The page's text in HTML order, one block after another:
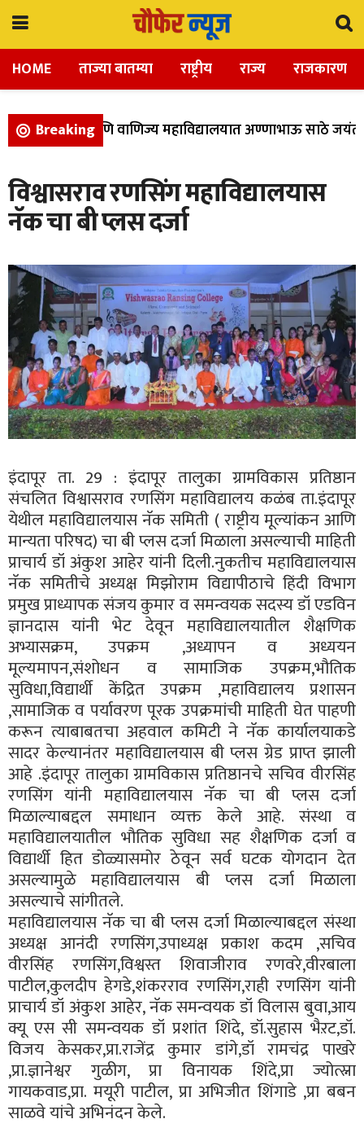
HOME ताज्या बातम्या राष्ट्रीय राज्य राजकारण
Breaking
विज्ञान, आणि वाणिज्य महाविद्यालयात अण्णाभाऊ साठे जयंती
विश्वासराव रणसिंग महाविद्यालयास
नॅक चा बी प्लस दर्जा
इंदापूर ता. 29 : इंदापूर तालुका ग्रामविकास प्रतिष्ठान
संचलित विश्वासराव रणसिंग महाविद्यालय कळंब ता.इंदापूर
येथील महाविद्यालयास नॅक समिती ( राष्ट्रीय मूल्यांकन आणि
मान्यता परिषद) चा बी प्लस दर्जा मिळाला असल्याची माहिती
प्राचार्य डॉ अंकुश आहेर यांनी दिली.नुकतीच महाविद्यालयास
नॅक समितीचे अध्यक्ष मिझोराम विद्यापीठाचे हिंदी विभाग
प्रमुख प्राध्यापक संजय कुमार व समन्वयक सदस्य डॉ एडविन
ज्ञानदास यांनी भेट देवून महाविद्यालयातील शैक्षणिक
अभ्यासक्रम, उपक्रम ,अध्यापन व अध्ययन
मूल्यमापन,संशोधन व सामाजिक उपक्रम,भौतिक
सुविधा,विद्यार्थी केंद्रित उपक्रम ,महाविद्यालय प्रशासन
,सामाजिक व पर्यावरण पूरक उपक्रमांची माहिती घेत पाहणी
करून त्याबाबतचा अहवाल कमिटी ने नॅक कार्यालयाकडे
सादर केल्यानंतर महाविद्यालयास बी प्लस ग्रेड प्राप्त झाली
आहे .इंदापूर तालुका ग्रामविकास प्रतिष्ठानचे सचिव वीरसिंह
रणसिंग यांनी महाविद्यालयास नॅक चा बी प्लस दर्जा
मिळाल्याबद्दल समाधान व्यक्त केले आहे. संस्था व
महाविद्यालयातील भौतिक सुविधा सह शैक्षणिक दर्जा व
विद्यार्थी हित डोळ्यासमोर ठेवून सर्व घटक योगदान देत
असल्यामुळे महाविद्यालयास बी प्लस दर्जा मिळाला
असल्याचे सांगीतले.
महाविद्यालयास नॅक चा बी प्लस दर्जा मिळाल्याबद्दल संस्था
अध्यक्ष आनंदी रणसिंग,उपाध्यक्ष प्रकाश कदम ,सचिव
वीरसिंह रणसिंग,विश्वस्त शिवाजीराव रणवरे,वीरबाला
पाटील,कुलदीप हेगडे,शंकरराव रणसिंग,राही रणसिंग यांनी
प्राचार्य डॉ अंकुश आहेर, नॅक समन्वयक डॉ विलास बुवा,आय
क्यू एस सी समन्वयक डॉ प्रशांत शिंदे, डॉ.सुहास भैऱट,डॉ.
विजय केसकर,प्रा.राजेंद्र कुमार डांगे,डॉ रामचंद्र पाखरे
,प्रा.ज्ञानेश्वर गुळीग, प्रा विनायक शिंदे,प्रा ज्योत्स्ना
गायकवाड,प्रा. मयूरी पाटील, प्रा अभिजीत शिंगाडे ,प्रा बबन
साळवे यांचे अभिनंदन केले.